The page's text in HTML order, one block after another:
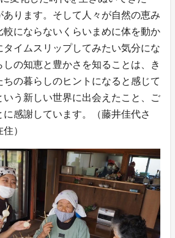
あります。そして人々が自然の恵み
較にならないくらいまめに体を動か
タイムスリップしてみたい気分にな
しの知恵と豊かさを知ることは、き
ちの暮らしのヒントになると感じて
いう新しい世界に出会えたこと、ご
感謝しています。（藤井佳代さ
）